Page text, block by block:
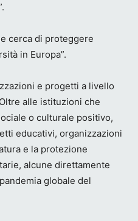
cerca di proteggere
in Europa”.
e progetti a livello
alle istituzioni che
o culturale positivo,
educativi, organizzazioni
e la protezione
alcune direttamente
globale del